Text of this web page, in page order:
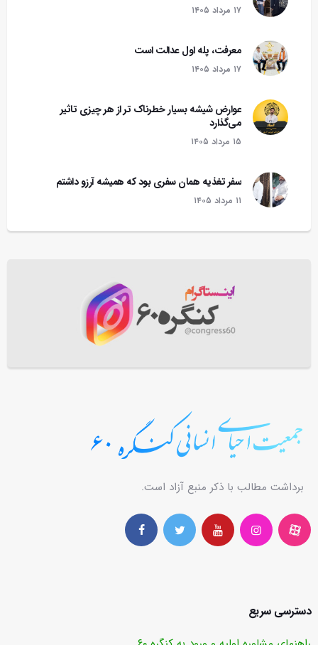
۱۷ مرداد ۱۴۰۵
معرفت، پله اول عدالت است
۱۷ مرداد ۱۴۰۵
عوارض شیشه بسیار خطرناک تر از هر چیزی تاثیر
می‌گذارد
۱۵ مرداد ۱۴۰۵
سفر تغذیه همان سفری بود که همیشه آرزو داشتم
۱۱ مرداد ۱۴۰۵
برداشت مطالب با ذکر منبع آزاد است.
دسترسی سریع